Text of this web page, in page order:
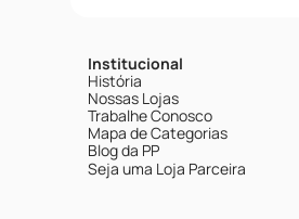
Institucional
História
Nossas Lojas
Trabalhe Conosco
Mapa de Categorias
Blog da PP
Seja uma Loja Parceira